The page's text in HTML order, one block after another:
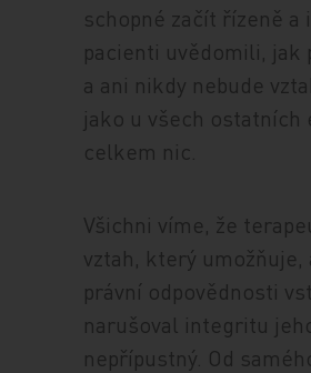
schopné začít řízeně
pacienti uvědomili, jak
a ani nikdy nebude
jako u všech
celkem nic.
Všichni víme, že
vztah, který
právní odpovědnosti
narušoval integritu
nepřípustný. Od